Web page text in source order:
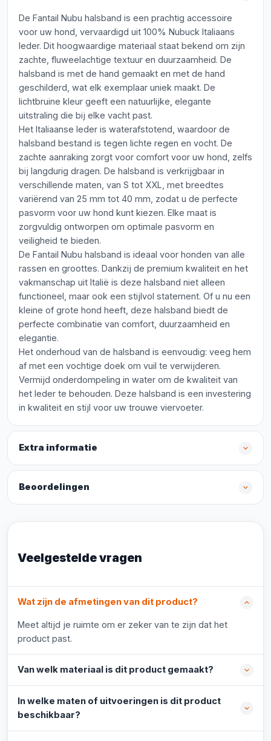
De Fantail Nubu halsband is een prachtig accessoire
voor uw hond, vervaardigd uit 100% Nubuck Italiaans
leder. Dit hoogwaardige materiaal staat bekend om zijn
zachte, fluweelachtige textuur en duurzaamheid. De
halsband is met de hand gemaakt en met de hand
geschilderd, wat elk exemplaar uniek maakt. De
lichtbruine kleur geeft een natuurlijke, elegante
uitstraling die bij elke vacht past.
Het Italiaanse leder is waterafstotend, waardoor de
halsband bestand is tegen lichte regen en vocht. De
zachte aanraking zorgt voor comfort voor uw hond, zelfs
bij langdurig dragen. De halsband is verkrijgbaar in
verschillende maten, van S tot XXL, met breedtes
variërend van 25 mm tot 40 mm, zodat u de perfecte
pasvorm voor uw hond kunt kiezen. Elke maat is
zorgvuldig ontworpen om optimale pasvorm en
veiligheid te bieden.
De Fantail Nubu halsband is ideaal voor honden van alle
rassen en groottes. Dankzij de premium kwaliteit en het
vakmanschap uit Italië is deze halsband niet alleen
functioneel, maar ook een stijlvol statement. Of u nu een
kleine of grote hond heeft, deze halsband biedt de
perfecte combinatie van comfort, duurzaamheid en
elegantie.
Het onderhoud van de halsband is eenvoudig: veeg hem
af met een vochtige doek om vuil te verwijderen.
Vermijd onderdompeling in water om de kwaliteit van
het leder te behouden. Deze halsband is een investering
in kwaliteit en stijl voor uw trouwe viervoeter.
Extra informatie
Beoordelingen
Veelgestelde vragen
Wat zijn de afmetingen van dit product?
Meet altijd je ruimte om er zeker van te zijn dat het
product past.
Van welk materiaal is dit product gemaakt?
In welke maten of uitvoeringen is dit product
beschikbaar?